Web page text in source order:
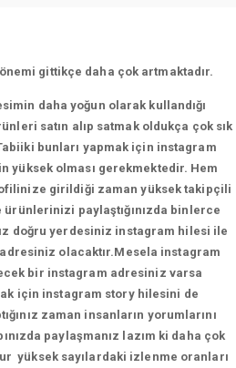
gittikçe daha çok artmaktadır.
daha yoğun olarak kullandığı
satın alıp satmak oldukça çok sık
bunları yapmak için instagram
olması gerekmektedir. Hem
girildiği zaman yüksek takipçili
paylaştığınızda binlerce
doğru yerdesiniz instagram hilesi ile
olacaktır.Mesela instagram
bir instagram adresiniz varsa
için instagram story hilesini de
zaman insanların yorumlarını
paylaşmanız lazım ki daha çok
yüksek sayılardaki izlenme oranları